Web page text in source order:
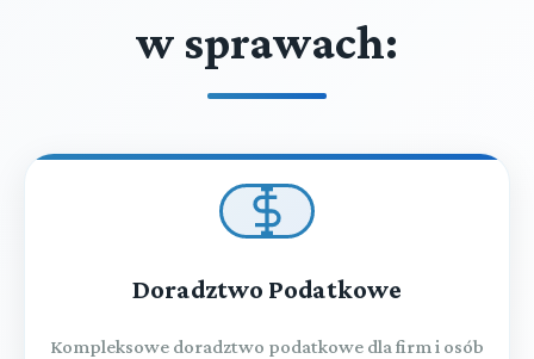
w sprawach:
Doradztwo Podatkowe
Kompleksowe doradztwo podatkowe dla firm i osób